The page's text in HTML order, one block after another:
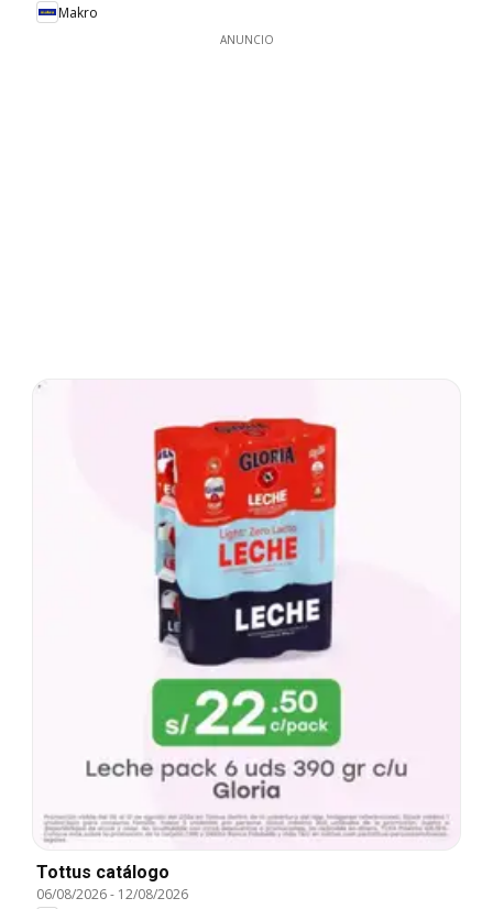
Makro
ANUNCIO
Tottus catálogo
06/08/2026- 12/08/2026